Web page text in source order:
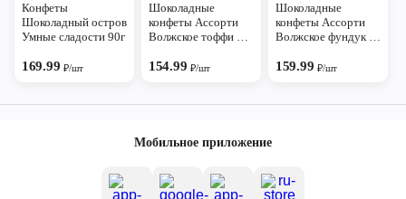
Конфеты
Шоколадный остров
Умные сладости 90г
169.99 ₽/шт
Шоколадные
конфеты Ассорти
Волжское тоффи на
154.99 ₽/шт
Шоколадные
конфеты Ассорти
Волжское фундук на
159.99 ₽/шт
Мобильное приложение